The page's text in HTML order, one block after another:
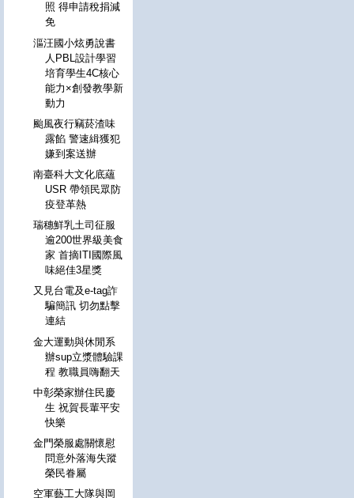
照 得申請稅捐減
免
漚汪國小炫勇說書
人PBL設計學習
培育學生4C核心
能力×創發教學新
動力
颱風夜行竊菸渣味
露餡 警速緝獲犯
嫌到案送辦
南臺科大文化底蘊
USR 帶領民眾防
疫登革熱
瑞穗鮮乳土司征服
逾200世界級美食
家 首摘ITI國際風
味絕佳3星獎
又見台電及e-tag詐
騙簡訊 切勿點擊
連結
金大運動與休閒系
辦sup立漿體驗課
程 教職員嗨翻天
中彰榮家辦住民慶
生 祝賀長輩平安
快樂
金門榮服處關懷慰
問意外落海失蹤
榮民眷屬
空軍藝工大隊與岡